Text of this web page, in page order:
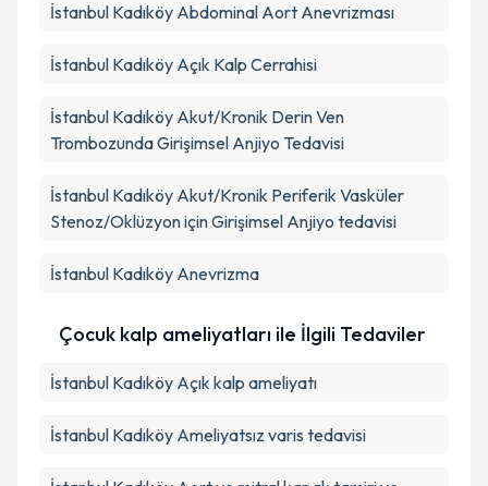
İstanbul Kadıköy Abdominal Aort Anevrizması
İstanbul Kadıköy Açık Kalp Cerrahisi
İstanbul Kadıköy Akut/Kronik Derin Ven
Trombozunda Girişimsel Anjiyo Tedavisi
İstanbul Kadıköy Akut/Kronik Periferik Vasküler
Stenoz/Oklüzyon için Girişimsel Anjiyo tedavisi
İstanbul Kadıköy Anevrizma
Çocuk kalp ameliyatları ile İlgili Tedaviler
İstanbul Kadıköy Açık kalp ameliyatı
İstanbul Kadıköy Ameliyatsız varis tedavisi